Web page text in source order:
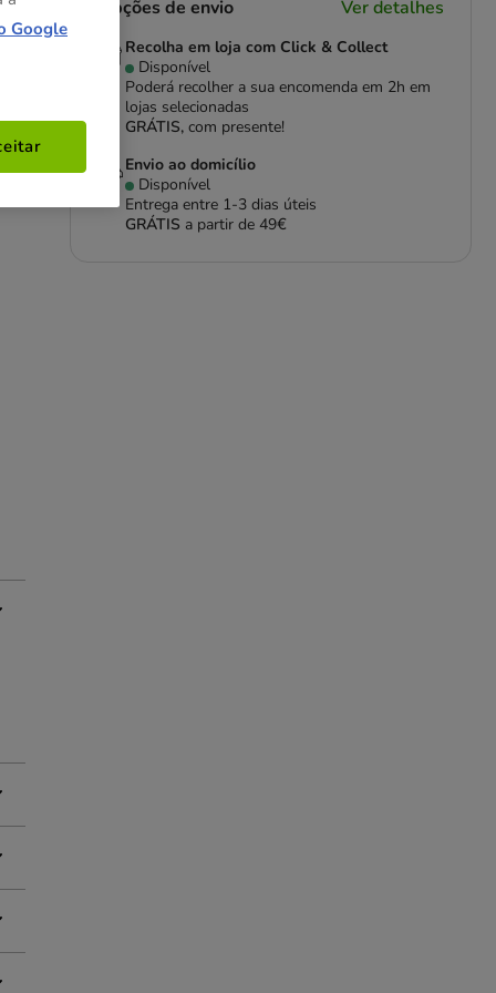
Opções de envio Ver detalhes
Recolha em loja com Click & Collect
Disponível
Poderá recolher a sua encomenda em 2h em
lojas selecionadas
GRÁTIS,com presente!
Envio ao domicílio
Disponível
Entrega entre 1-3 dias úteis
GRÁTIS a partir de 49€
Google